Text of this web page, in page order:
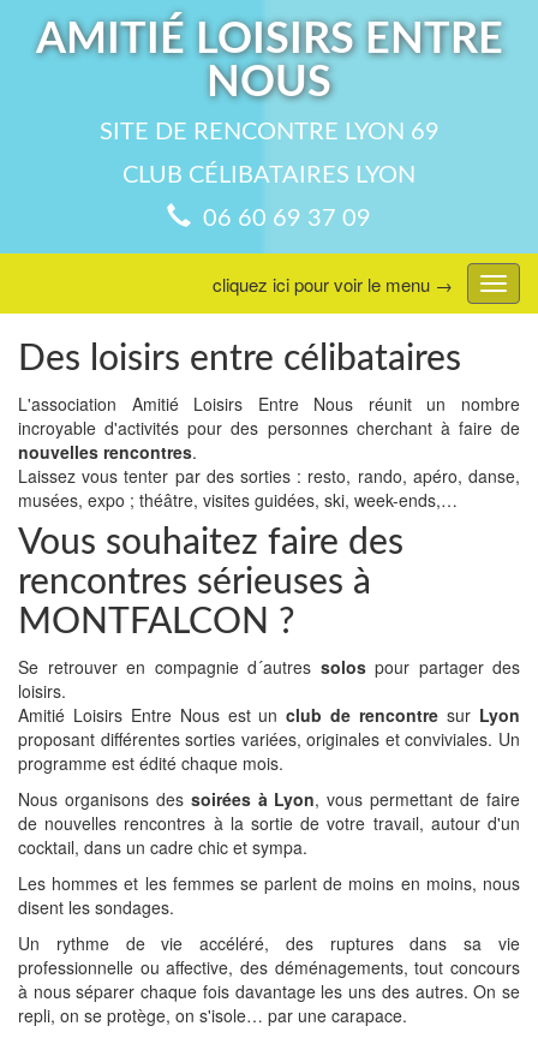
AMITIÉ LOISIRS ENTRE
NOUS
SITE DE RENCONTRE LYON 69
CLUB CÉLIBATAIRES LYON
06 60 69 37 09
menu
cliquez ici pour voir le menu →
Des loisirs entre célibataires
L'association Amitié Loisirs Entre Nous réunit un nombre
incroyable d'activités pour des personnes cherchant à faire de
nouvelles rencontres.
Laissez vous tenter par des sorties : resto, rando, apéro, danse,
musées, expo ; théâtre, visites guidées, ski, week-ends,…
Vous souhaitez faire des
rencontres sérieuses à
MONTFALCON ?
Se retrouver en compagnie d´autres solospour partager des
loisirs.
Amitié Loisirs Entre Nous est unclub de rencontre sur Lyon
proposant différentes sorties variées, originales et conviviales. Un
programme est édité chaque mois.
Nous organisons des soirées à Lyon, vous permettant de faire
de nouvelles rencontres à la sortie de votre travail, autour d'un
cocktail, dans un cadre chic et sympa.
Les hommes et les femmes se parlent de moins en moins, nous
disent les sondages.
Un rythme de vie accéléré, des ruptures dans sa vie
professionnelle ou affective, des déménagements, tout concours
à nous séparer chaque fois davantage les uns des autres. On se
repli, on se protège, on s'isole… par une carapace.